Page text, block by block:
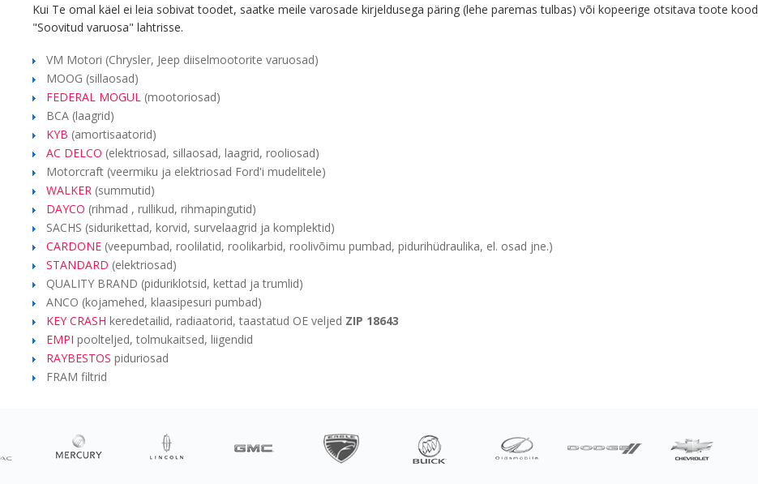
Kui Te omal käel ei leia sobivat toodet, saatke meile varosade kirjeldusega päring (lehe paremas tulbas) või kopeerige otsitava toote kood
"Soovitud varuosa" lahtrisse.
VM Motori (Chrysler, Jeep diiselmootorite varuosad)
MOOG (sillaosad)
FEDERAL MOGUL (mootoriosad)
BCA (laagrid)
KYB (amortisaatorid)
AC DELCO (elektriosad, sillaosad, laagrid, rooliosad)
Motorcraft (veermiku ja elektriosad Ford'i mudelitele)
WALKER (summutid)
DAYCO (rihmad , rullikud, rihmapingutid)
SACHS (sidurikettad, korvid, survelaagrid ja komplektid)
CARDONE (veepumbad, roolilatid, roolikarbid, roolivõimu pumbad, pidurihüdraulika, el. osad jne.)
STANDARD (elektriosad)
QUALITY BRAND (piduriklotsid, kettad ja trumlid)
ANCO (kojamehed, klaasipesuri pumbad)
KEY CRASH keredetailid, radiaatorid, taastatud OE veljed ZIP 18643
EMPI poolteljed, tolmukaitsed, liigendid
RAYBESTOS piduriosad
FRAM filtrid